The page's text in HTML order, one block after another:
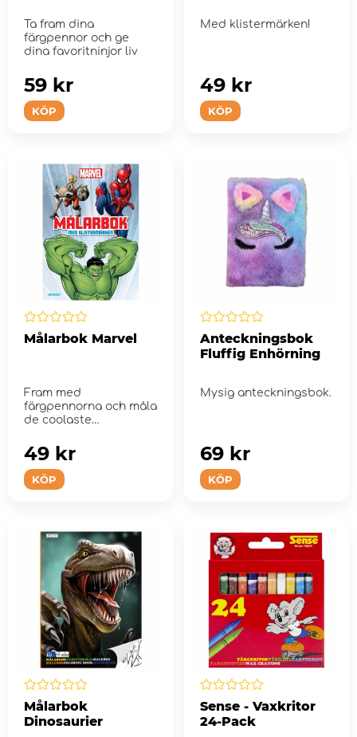
Ta fram dina
färgpennor och ge
dina favoritninjor liv
KÖP
59 kr
Med klistermärken!
KÖP
49 kr
Målarbok Marvel
Fram med
färgpennorna och måla
de coolaste
Marve...
KÖP
49 kr
Anteckningsbok
Fluffig Enhörning
Mysig anteckningsbok.
KÖP
69 kr
Målarbok
Dinosaurier
Sense - Vaxkritor
24-Pack